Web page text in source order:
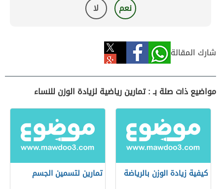
نعم لا
شارك المقالة
مواضيع ذات صلة بـ : تمارين رياضية لزيادة الوزن للنساء
كيفية زيادة الوزن بالرياضة تمارين لتسمين الجسم